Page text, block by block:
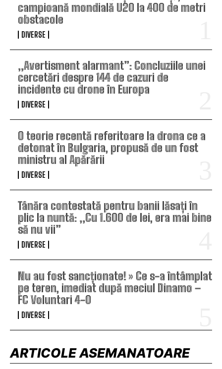
campioană mondială U20 la 400 de metri
obstacole
DIVERSE
„Avertisment alarmant”: Concluziile unei
cercetări despre 144 de cazuri de
incidente cu drone în Europa
DIVERSE
O teorie recentă referitoare la drona ce a
detonat în Bulgaria, propusă de un fost
ministru al Apărării
DIVERSE
Tânăra contestată pentru banii lăsați în
plic la nuntă: „Cu 1.600 de lei, era mai bine
să nu vii”
DIVERSE
Nu au fost sancționate! » Ce s-a întâmplat
pe teren, imediat după meciul Dinamo –
FC Voluntari 4-0
DIVERSE
ARTICOLE ASEMANATOARE